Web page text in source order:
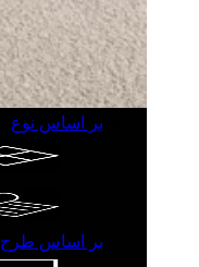
بر اساس نوع
بر اساس طرح